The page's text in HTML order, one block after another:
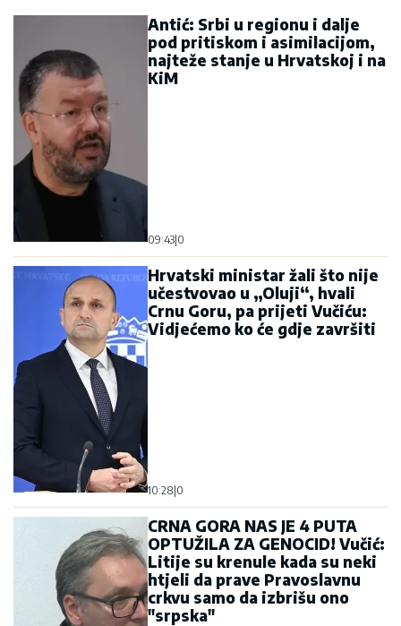
Antić: Srbi u regionu i dalje
pod pritiskom i asimilacijom,
najteže stanje u Hrvatskoj i na
KiM
09:43|0
Hrvatski ministar žali što nije
učestvovao u „Oluji“, hvali
Crnu Goru, pa prijeti Vučiću:
Vidjećemo ko će gdje završiti
10:28|0
CRNA GORA NAS JE 4 PUTA
OPTUŽILA ZA GENOCID! Vučić:
Litije su krenule kada su neki
htjeli da prave Pravoslavnu
crkvu samo da izbrišu ono
"srpska"